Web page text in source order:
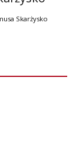
Skarżysko